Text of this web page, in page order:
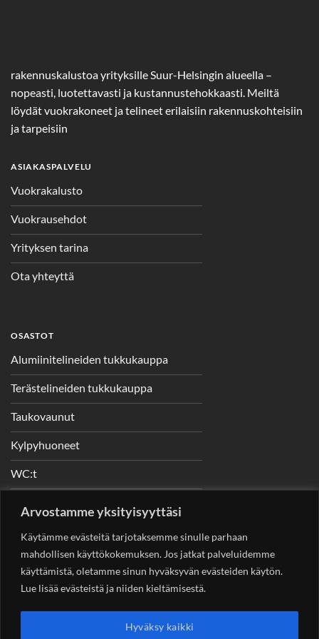
Arvostamme yksityisyyttäsi
Käytämme evästeitä tarjotaksemme sinulle parhaan
mahdollisen käyttökokemuksen. Jos jatkat palveluidemme
käyttämistä, oletamme sinun hyväksyvän evästeiden käytön.
Lue lisää evästeistä ja niiden kieltämisestä.
Hyväksy kaikki
rakennuskalustoa yrityksille Suur-Helsingin alueella –
nopeasti, luotettavasti ja kustannustehokkaasti. Meiltä
löydät vuokrakoneet ja telineet erilaisiin rakennuskohteisiin
ja tarpeisiin
ASIAKASPALVELU
Vuokrakalusto
Vuokrausehdot
Yrityksen tarina
Ota yhteyttä
OSASTOT
Alumiinitelineiden tukkukauppa
Terästelineiden tukkukauppa
Taukovaunut
Kylpyhuoneet
WC:t
YHTEYSTIEDOT
Helsingin Rakennuskonevuokraus OySotungintie 449,
00890 Helsinki 0400 99 53 63